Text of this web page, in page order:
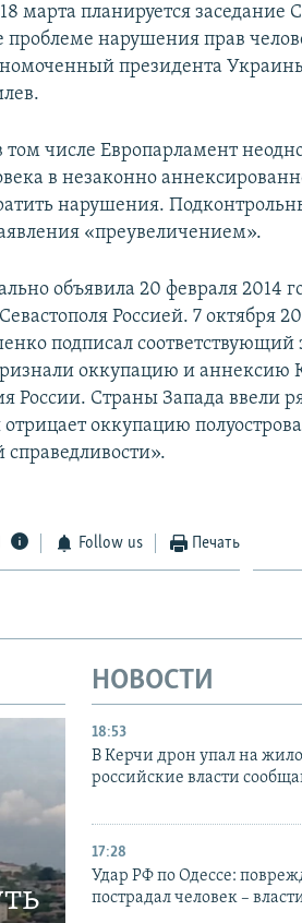
планируется заседание
нарушения прав
президента
числе Европарламент
в незаконно
нарушения.
«преувеличением».
объявила 20 февраля 2014
Россией. 7 октября
подписал соответствующий
оккупацию и аннексию
России. Страны Запада ввели
оккупацию
справедливости».
Follow us Печать
НОВОСТИ
18:53
В Керчи дрон упал на
российские власти
17:28
Удар РФ по Одессе:
пострадал человек –